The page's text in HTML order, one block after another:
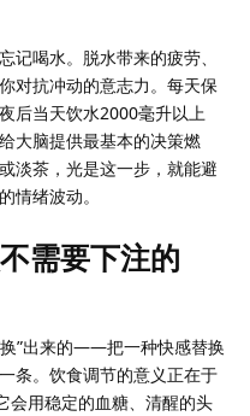
记喝水。脱水带来的疲劳、
对抗冲动的意志力。每天保
后当天饮水2000毫升以上
大脑提供最基本的决策燃
淡茶，光是这一步，就能避
情绪波动。
需要下注的
换”出来的——把一种快感替换
条。饮食调节的意义正在于
会用稳定的血糖、清醒的头